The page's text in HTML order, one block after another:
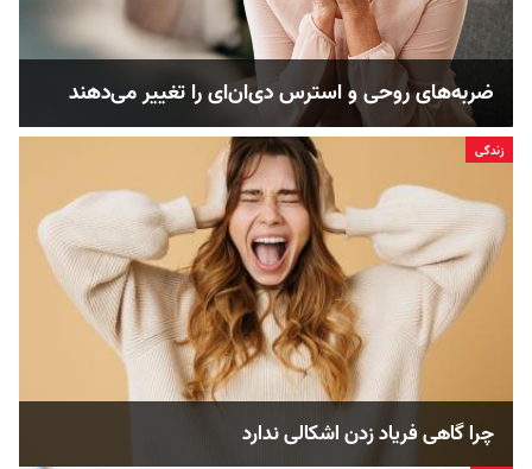
ضربه‌های روحی و استرس دی‌ان‌ای را تغییر می‌دهند
زندگی
چرا گاهی فریاد زدن اشکالی ندارد